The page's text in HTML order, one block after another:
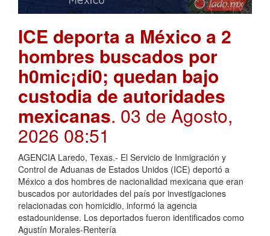
ICE deporta a México a 2
hombres buscados por
h0mic¡di0; quedan bajo
custodia de autoridades
mexicanas. 03 de Agosto,
2026 08:51
AGENCIA Laredo, Texas.- El Servicio de Inmigración y
Control de Aduanas de Estados Unidos (ICE) deportó a
México a dos hombres de nacionalidad mexicana que eran
buscados por autoridades del país por investigaciones
relacionadas con homicidio, informó la agencia
estadounidense. Los deportados fueron identificados como
Agustín Morales-Rentería